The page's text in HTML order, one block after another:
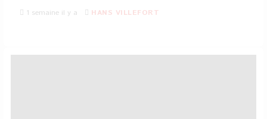
1 semaine il y a HANS VILLEFORT